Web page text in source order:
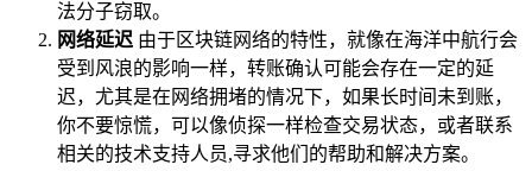
法分子窃取。
网络延迟 由于区块链网络的特性，就像在海洋中航行会
受到风浪的影响一样，转账确认可能会存在一定的延
迟，尤其是在网络拥堵的情况下，如果长时间未到账，
你不要惊慌，可以像侦探一样检查交易状态，或者联系
相关的技术支持人员,寻求他们的帮助和解决方案。